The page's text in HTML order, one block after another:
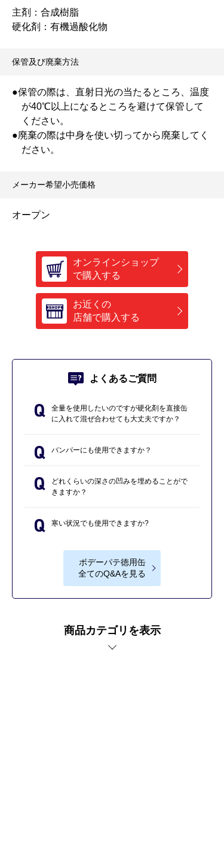
主剤：合成樹脂
硬化剤：有機過酸化物
保管及び廃棄方法
●保管の際は、直射日光の当たるところ、温度
が40℃以上になるところを避けて保管して
ください。
●廃棄の際は中身を使い切ってから廃棄してく
ださい。
メーカー希望小売価格
オープン
オンラインショップ
で購入する
お近くの
店舗で購入する
よくあるご質問
全量を使用したいのですが硬化剤を直接缶
に入れて混ぜ合わせても大丈夫ですか？
バンパーにも使用できますか？
どれくらいの深さの凹みを埋めることがで
きますか？
寒い状況でも使用できますか?
ボデーパテ徳用缶
全てのQ&Aを見る
商品カテゴリを表示